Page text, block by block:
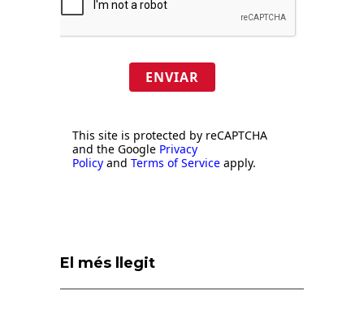
ENVIAR
This site is protected by reCAPTCHA
and the Google Privacy
Policy and Terms of Service apply.
El més llegit